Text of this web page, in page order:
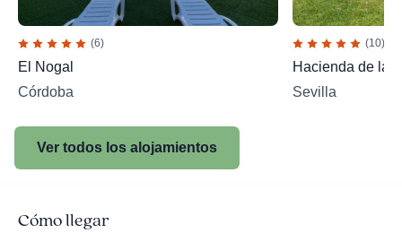
(6)
El Nogal
Córdoba
(10)
Hacienda de la
Sevilla
Ver todos los alojamientos
Cómo llegar